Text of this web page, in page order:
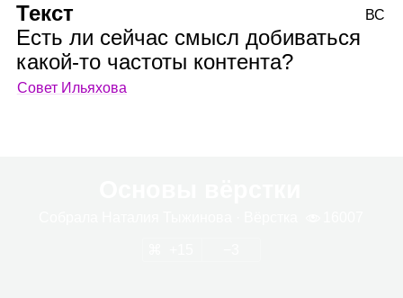
Текст
Есть ли сейчас смысл добиваться
какой‑то частоты контента?
Совет Ильяхова
ВС